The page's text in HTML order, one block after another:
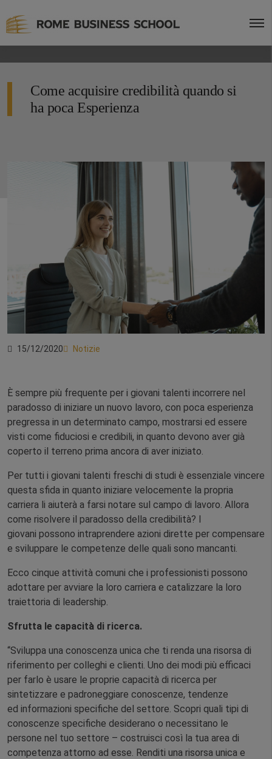
Come acquisire credibilità quando si
ha poca Esperienza
15/12/2020 Notizie
È sempre più frequente per i giovani talenti incorrere nel
paradosso di iniziare un nuovo lavoro, con poca esperienza
pregressa in un determinato campo, mostrarsi ed essere
visti come fiduciosi e credibili, in quanto devono aver già
coperto il terreno prima ancora di aver iniziato.
Per tutti i giovani talenti freschi di studi è essenziale vincere
questa sfida in quanto iniziare velocemente la propria
carriera li aiuterà a farsi notare sul campo di lavoro. Allora
come risolvere il paradosso della credibilità? I
giovani possono intraprendere azioni dirette per compensare
e sviluppare le competenze delle quali sono mancanti.
Ecco cinque attività comuni che i professionisti possono
adottare per avviare la loro carriera e catalizzare la loro
traiettoria di leadership.
Sfrutta le capacità di ricerca.
“Sviluppa una conoscenza unica che ti renda una risorsa di
riferimento per colleghi e clienti. Uno dei modi più efficaci
per farlo è usare le proprie capacità di ricerca per
sintetizzare e padroneggiare conoscenze, tendenze
ed informazioni specifiche del settore. Scopri quali tipi di
conoscenze specifiche desiderano o necessitano le
persone nel tuo settore – costruisci così la tua area di
competenza attorno ad esse. Renditi una risorsa unica e